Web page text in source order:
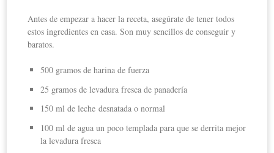
Antes de empezar a hacer la receta, asegúrate de tener todos
estos ingredientes en casa. Son muy sencillos de conseguir y
baratos.
500 gramos de harina de fuerza
25 gramos de levadura fresca de panadería
150 ml de leche desnatada o normal
100 ml de agua un poco templada para que se derrita mejor
la levadura fresca